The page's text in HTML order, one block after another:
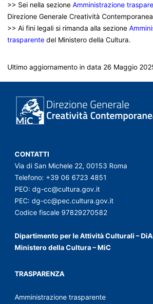
>> Sei nella sezione Amministrazione
Direzione Generale Creatività
>> Ai fini legali si rimanda alla sezione
trasparente del Ministero della Cultura.
Ultimo aggiornamento in data 26 Maggio
CONTATTI
Via di San Michele 22, 00153 Roma
Telefono: +39 06 6723 4851
PEO: dg-cc@cultura.gov.it
PEC: dg-cc@pec.cultura.gov.it
Codice fiscale 97829270582
Dipartimento per le Attività Culturali –
Ministero della Cultura – MiC
TRASPARENZA
Amministrazione trasparente